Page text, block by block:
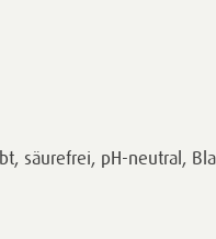
säurefrei, pH-neutral,